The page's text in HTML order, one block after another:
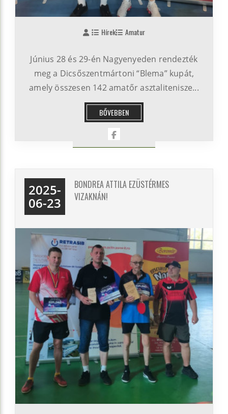
Hírek Amatur
Június 28 és 29-én Nagyenyeden rendezték
meg a Dicsőszentmártoni “Blema” kupát,
amely összesen 142 amatőr asztalitenisze...
BŐVEBBEN
2025-
06-23
BONDREA ATTILA EZÜSTÉRMES
VIZAKNÁN!